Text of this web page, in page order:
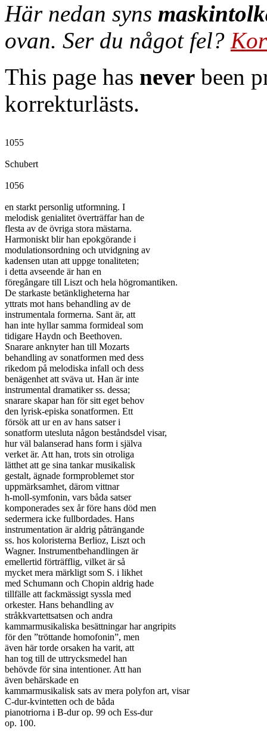
Här nedan syns
ovan. Ser du något fel?
This page has never been
korrekturlästs.
1055
Schubert
1056
en starkt personlig utformning. I
melodisk genialitet överträffar han de
flesta av de övriga stora mästarna.
Harmoniskt blir han epokgörande i
modulationsordning och utvidgning av
kadensen utan att uppge tonaliteten;
i detta avseende är han en
föregångare till Liszt och hela högromantiken.
De starkaste betänkligheterna har
yttrats mot hans behandling av de
instrumentala formerna. Sant är, att
han inte hyllar samma formideal som
tidigare Haydn och Beethoven.
Snarare anknyter han till Mozarts
behandling av sonatformen med dess
rikedom på melodiska infall och dess
benägenhet att sväva ut. Han är inte
instrumental dramatiker ss. dessa;
snarare skapar han för sitt eget behov
den lyrisk-episka sonatformen. Ett
försök att ur en av hans satser i
sonatform utesluta någon beståndsdel visar,
hur väl balanserad hans form i själva
verket är. Att han, trots sin otroliga
lätthet att ge sina tankar musikalisk
gestalt, ägnade formproblemet stor
uppmärksamhet, därom vittnar
h-moll-symfonin, vars båda satser
komponerades sex år före hans död men
sedermera icke fullbordades. Hans
instrumentation är aldrig påträngande
ss. hos koloristerna Berlioz, Liszt och
Wagner. Instrumentbehandlingen är
emellertid förträfflig, vilket är så
mycket mera märkligt som S. i likhet
med Schumann och Chopin aldrig hade
tillfälle att fackmässigt syssla med
orkester. Hans behandling av
stråkkvartettsatsen och andra
kammarmusikaliska besättningar har angripits
för den ”tröttande homofonin”, men
även här torde orsaken ha varit, att
han tog till de uttrycksmedel han
behövde för sina intentioner. Att han
även behärskade en
kammarmusikalisk sats av mera polyfon art, visar
C-dur-kvintetten och de båda
pianotriorna i B-dur op. 99 och Ess-dur
op. 100.